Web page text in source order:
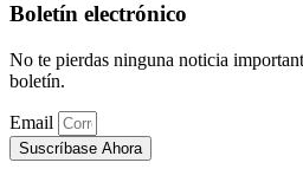
Boletín electrónico
No te pierdas ninguna noticia
boletín.
Email
Suscríbase Ahora